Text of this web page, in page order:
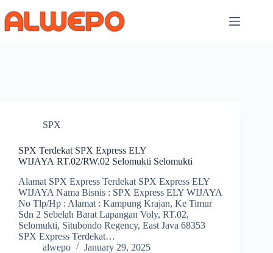
to
content
SPX
SPX Terdekat SPX Express ELY
WIJAYA RT.02/RW.02 Selomukti Selomukti
Alamat SPX Express Terdekat SPX Express ELY
WIJAYA Nama Bisnis : SPX Express ELY WIJAYA
No Tlp/Hp : Alamat : Kampung Krajan, Ke Timur
Sdn 2 Sebelah Barat Lapangan Voly, RT.02,
Selomukti, Situbondo Regency, East Java 68353
SPX Express Terdekat…
alwepo
January 29, 2025